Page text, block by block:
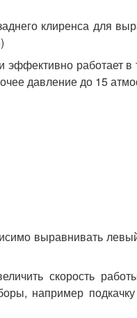
клиренса для
эффективно работает в
давление до 15
выравнивать
скорость
например